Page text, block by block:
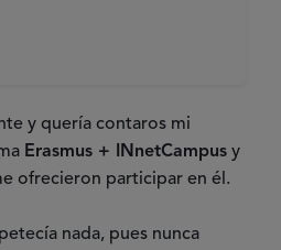
y quería contaros mi
Erasmus + INnetCampus y
ofrecieron participar en él.
nada, pues nunca